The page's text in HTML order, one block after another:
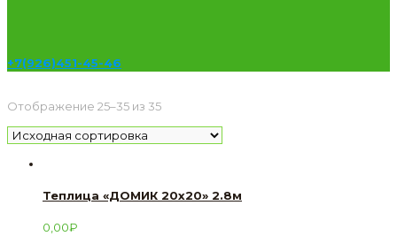
+7(926)451-45-46
Отображение 25–35 из 35
Теплица «ДОМИК 20х20» 2.8м
0,00₽